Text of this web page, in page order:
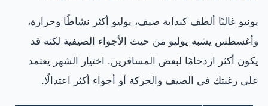
يونيو غالبًا ألطف كبداية صيف، يوليو أكثر نشاطًا وحرارة،
وأغسطس يشبه يوليو من حيث الأجواء الصيفية لكنه قد
يكون أكثر ازدحامًا لبعض المسافرين. اختيار الشهر يعتمد
على رغبتك في الصيف والحركة أو أجواء أكثر اعتدالًا.